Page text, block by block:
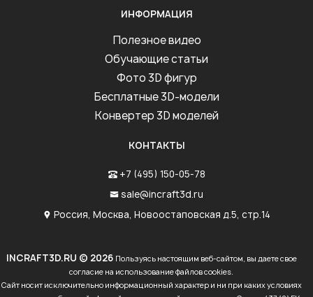
ИНФОРМАЦИЯ
Полезное видео
Обучающие статьи
Фото 3D фигур
Бесплатные 3D-модели
Конвертер 3D моделей
КОНТАКТЫ
+7 (495) 150-05-78
sale@incraft3d.ru
Россия, Москва, Новоостаповская д.5, стр.14
INCRAFT3D.RU © 2026 Пользуясь настоящим веб-сайтом, вы даете свое
согласие на использование файлов cookies.
Сайт носит исключительно информационный характер и ни при каких условиях